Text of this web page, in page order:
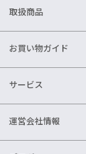
取扱商品
お買い物ガイド
サービス
運営会社情報